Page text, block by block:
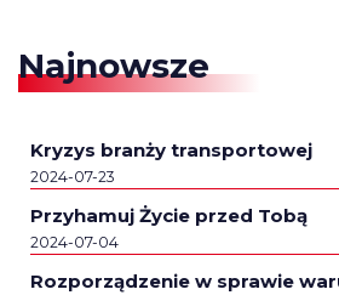
Najnowsze
Kryzys branży transportowej
2024-07-23
Przyhamuj Życie przed Tobą
2024-07-04
Rozporządzenie w sprawie